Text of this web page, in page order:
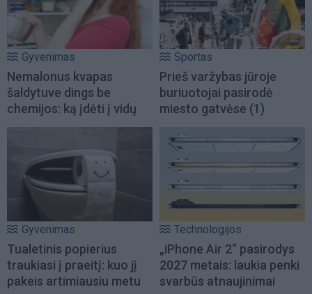
Gyvenimas
Nemalonus kvapas
šaldytuve dings be
chemijos: ką įdėti į vidų
Sportas
Prieš varžybas jūroje
buriuotojai pasirodė
miesto gatvėse (1)
Gyvenimas
Tualetinis popierius
traukiasi į praeitį: kuo jį
pakeis artimiausiu metu
Technologijos
„iPhone Air 2“ pasirodys
2027 metais: laukia penki
svarbūs atnaujinimai